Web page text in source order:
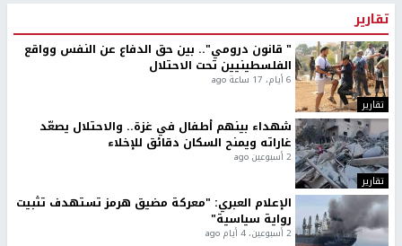
تقارير
تقارير
" قانون درومي".. بين حق الدفاع عن النفس وواقع
الفلسطينيين تحت الاحتلال
6 أيام، 17 ساعة ago
تقارير
شهداء بينهم أطفال في غزة.. والاحتلال يصعّد
غاراته ويمنح السكان دقائق للإخلاء
2 أسبوعين ago
الإعلام العبري: "معركة مضيق هرمز تستهدف تثبيت
رواية سياسية"
2 أسبوعين، 4 أيام ago